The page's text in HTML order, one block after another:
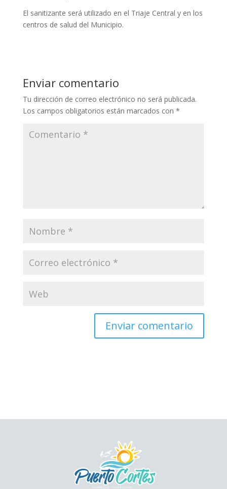
El sanitizante será utilizado en el Triaje Central y en los
centros de salud del Municipio.
Enviar comentario
Tu dirección de correo electrónico no será publicada.
Los campos obligatorios están marcados con *